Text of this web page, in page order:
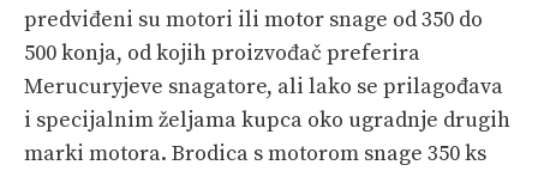
predviđeni su motori ili motor snage od 350 do
500 konja, od kojih proizvođač preferira
Merucuryjeve snagatore, ali lako se prilagođava
i specijalnim željama kupca oko ugradnje drugih
marki motora. Brodica s motorom snage 350 ks